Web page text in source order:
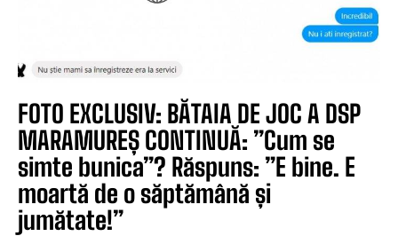
FOTO EXCLUSIV: BĂTAIA DE JOC A DSP
MARAMUREȘ CONTINUĂ: ”Cum se
simte bunica”? Răspuns: ”E bine. E
moartă de o săptămână și
jumătate!”